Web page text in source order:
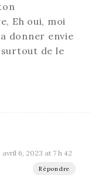
Eh oui, moi
donner envie
surtout de le
avril 6, 2023 at 7 h 42
Répondre